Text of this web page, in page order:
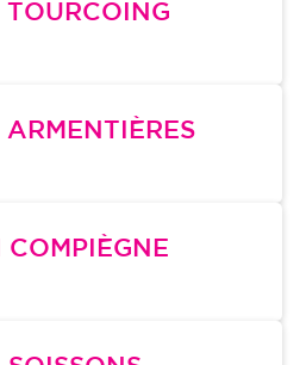
TOURCOING
ARMENTIÈRES
COMPIÈGNE